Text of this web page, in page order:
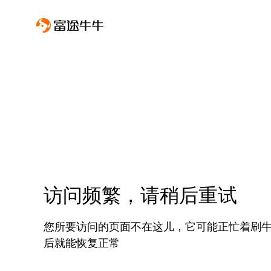
访问频繁，请稍后重试
您所要访问的页面不在这儿，它可能正忙着刷
后就能恢复正常